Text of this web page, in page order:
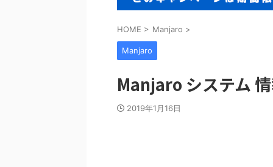
HOME > Manjaro >
Manjaro
Manjaro システム
2019年1月16日